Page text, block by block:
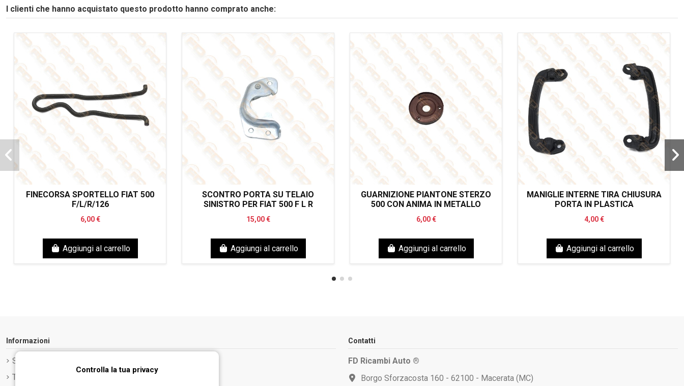
I clienti che hanno acquistato questo prodotto hanno comprato anche:
FINECORSA SPORTELLO FIAT 500
F/L/R/126
6,00 €
Aggiungi al carrello
SCONTRO PORTA SU TELAIO
SINISTRO PER FIAT 500 F L R
15,00 €
Aggiungi al carrello
GUARNIZIONE PIANTONE STERZO
500 CON ANIMA IN METALLO
6,00 €
Aggiungi al carrello
MANIGLIE INTERNE TIRA CHIUSURA
PORTA IN PLASTICA
4,00 €
Aggiungi al carrello
Informazioni
Spedizione e Consegna
Termini e condizioni d'uso
Contatti
FD Ricambi Auto ®
Borgo Sforzacosta 160 - 62100 - Macerata (MC)
Controlla la tua privacy